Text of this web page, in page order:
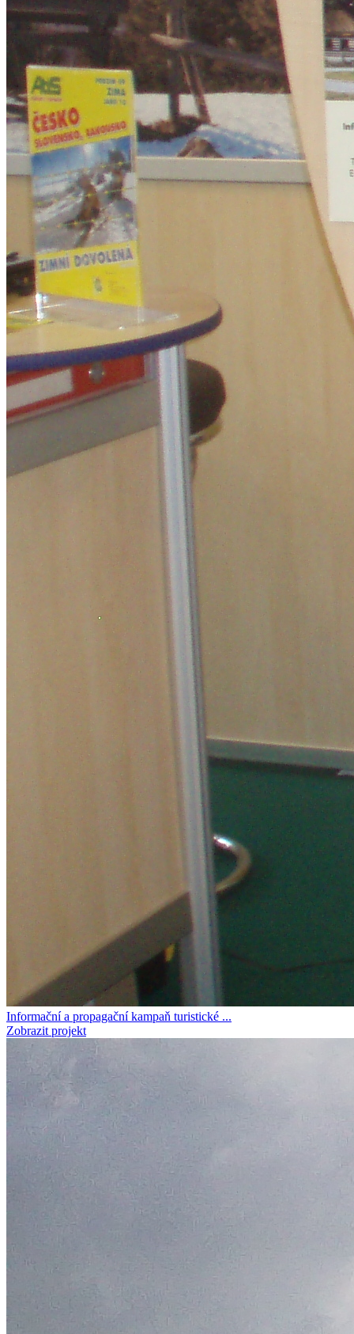
Informační a propagační kampaň turistické ...
Zobrazit projekt